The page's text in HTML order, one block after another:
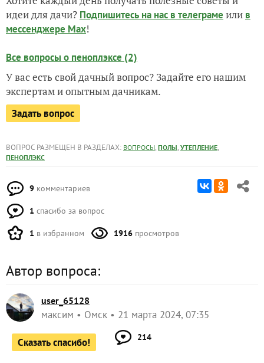
идеи для дачи? Подпишитесь на нас в телеграме или в
мессенджере Max!
Все вопросы о пеноплэксе (2)
У вас есть свой дачный вопрос? Задайте его нашим
экспертам и опытным дачникам.
Задать вопрос
ВОПРОС РАЗМЕЩЕН В РАЗДЕЛАХ: ВОПРОСЫ, ПОЛЫ, УТЕПЛЕНИЕ,
ПЕНОПЛЭКС
9 комментариев
1 спасибо за вопрос
1 в избранном 1916 просмотров
Автор вопроса:
user_65128
максим Омск 21 марта 2024, 07:35
Сказать спасибо! 214